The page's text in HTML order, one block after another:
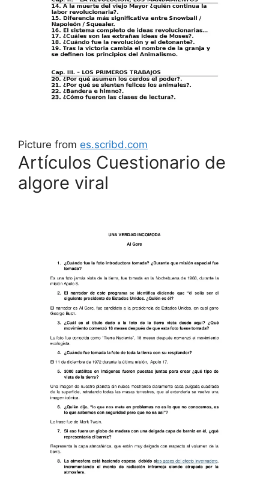
Picture from es.scribd.com
Artículos Cuestionario de
algore viral